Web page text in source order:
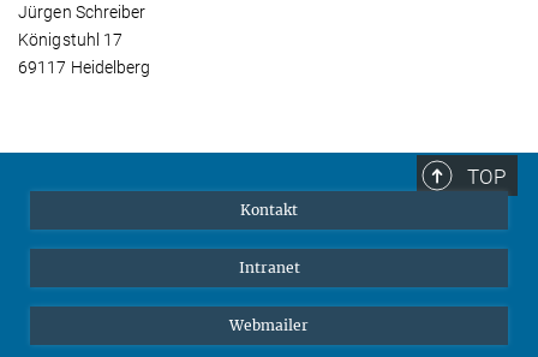
Jürgen Schreiber
Königstuhl 17
69117 Heidelberg
TOP
Kontakt
Intranet
Webmailer